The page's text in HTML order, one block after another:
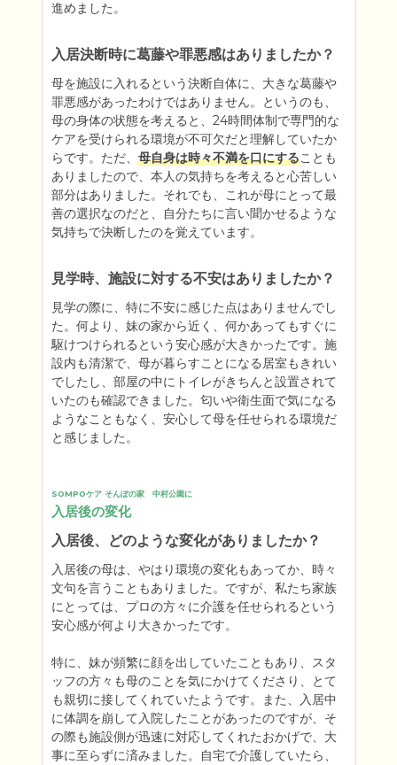
進めました。
入居決断時に葛藤や罪悪感はありましたか？
母を施設に入れるという決断自体に、大きな葛藤や
罪悪感があったわけではありません。というのも、
母の身体の状態を考えると、24時間体制で専門的な
ケアを受けられる環境が不可欠だと理解していたか
らです。ただ、 母自身は時々不満を口にすることも
ありましたので、本人の気持ちを考えると心苦しい
部分はありました。それでも、これが母にとって最
善の選択なのだと、自分たちに言い聞かせるような
気持ちで決断したのを覚えています。
見学時、施設に対する不安はありましたか？
見学の際に、特に不安に感じた点はありませんでし
た。何より、妹の家から近く、何かあってもすぐに
駆けつけられるという安心感が大きかったです。施
設内も清潔で、母が暮らすことになる居室もきれい
でしたし、部屋の中にトイレがきちんと設置されて
いたのも確認できました。匂いや衛生面で気になる
ようなこともなく、安心して母を任せられる環境だ
と感じました。
SOMPOケア そんぽの家　中村公園に
入居後の変化
入居後、どのような変化がありましたか？
入居後の母は、やはり環境の変化もあってか、時々
文句を言うこともありました。ですが、私たち家族
にとっては、プロの方々に介護を任せられるという
安心感が何より大きかったです。
特に、妹が頻繁に顔を出していたこともあり、スタ
ッフの方々も母のことを気にかけてくださり、とて
も親切に接してくれていたようです。また、入居中
に体調を崩して入院したことがあったのですが、そ
の際も施設側が迅速に対応してくれたおかげで、大
事に至らずに済みました。自宅で介護していたら、